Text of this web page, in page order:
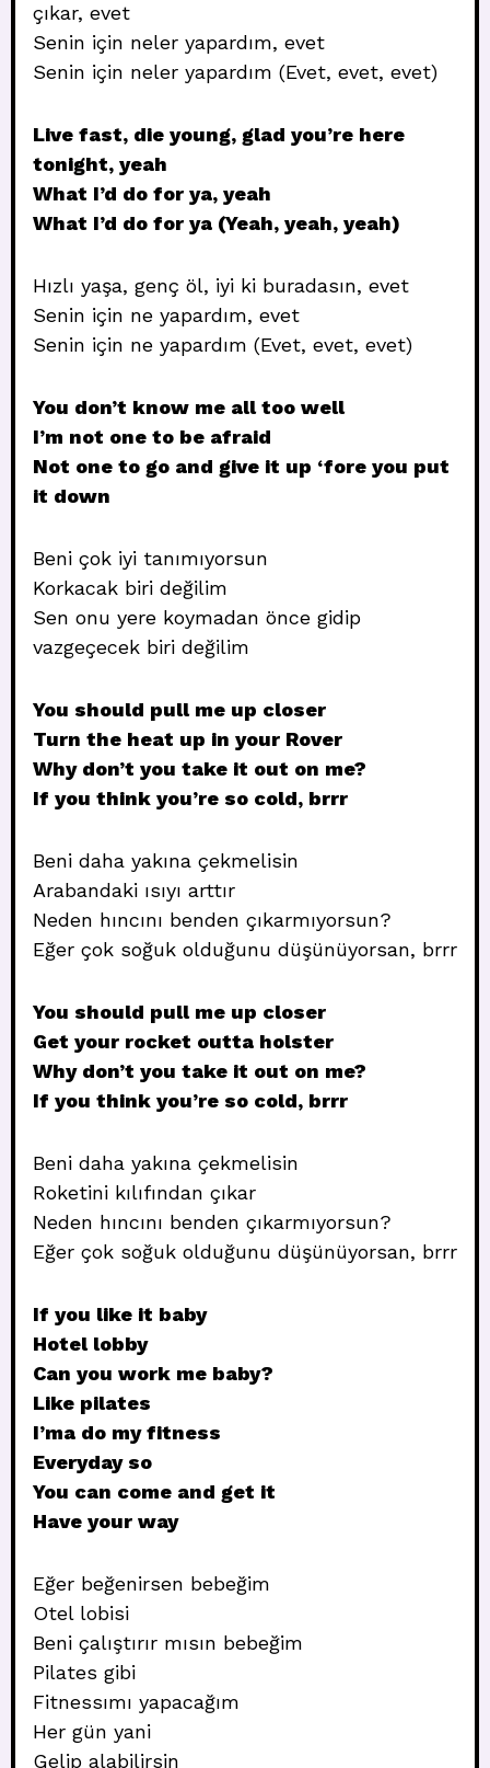
çıkar, evet
Senin için neler yapardım, evet
Senin için neler yapardım (Evet, evet, evet)
Live fast, die young, glad you’re here
tonight, yeah
What I’d do for ya, yeah
What I’d do for ya (Yeah, yeah, yeah)
Hızlı yaşa, genç öl, iyi ki buradasın, evet
Senin için ne yapardım, evet
Senin için ne yapardım (Evet, evet, evet)
You don’t know me all too well
I’m not one to be afraid
Not one to go and give it up ‘fore you put
it down
Beni çok iyi tanımıyorsun
Korkacak biri değilim
Sen onu yere koymadan önce gidip
vazgeçecek biri değilim
You should pull me up closer
Turn the heat up in your Rover
Why don’t you take it out on me?
If you think you’re so cold, brrr
Beni daha yakına çekmelisin
Arabandaki ısıyı arttır
Neden hıncını benden çıkarmıyorsun?
Eğer çok soğuk olduğunu düşünüyorsan, brrr
You should pull me up closer
Get your rocket outta holster
Why don’t you take it out on me?
If you think you’re so cold, brrr
Beni daha yakına çekmelisin
Roketini kılıfından çıkar
Neden hıncını benden çıkarmıyorsun?
Eğer çok soğuk olduğunu düşünüyorsan, brrr
If you like it baby
Hotel lobby
Can you work me baby?
Like pilates
I’ma do my fitness
Everyday so
You can come and get it
Have your way
Eğer beğenirsen bebeğim
Otel lobisi
Beni çalıştırır mısın bebeğim
Pilates gibi
Fitnessımı yapacağım
Her gün yani
Gelip alabilirsin